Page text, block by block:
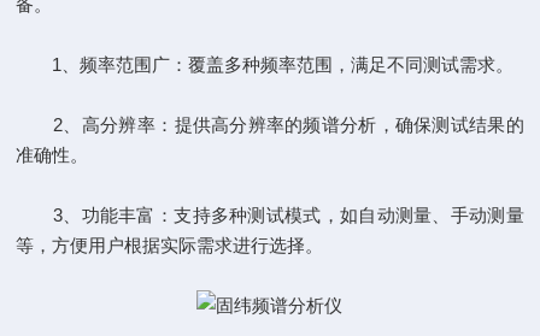
备‌。
‌1、频率范围广‌：覆盖多种频率范围，满足不同测试需求‌。
2、‌高分辨率‌：提供高分辨率的频谱分析，确保测试结果的
准确性‌。
‌3、功能丰富‌：支持多种测试模式，如自动测量、手动测量
等，方便用户根据实际需求进行选择‌。